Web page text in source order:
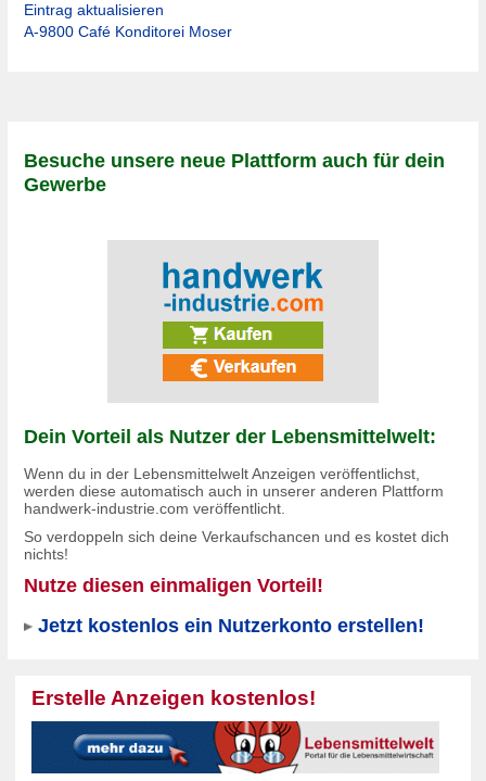
Eintrag aktualisieren
A-9800 Café Konditorei Moser
Besuche unsere neue Plattform auch für dein
Gewerbe
Dein Vorteil als Nutzer der Lebensmittelwelt:
Wenn du in der Lebensmittelwelt Anzeigen veröffentlichst,
werden diese automatisch auch in unserer anderen Plattform
handwerk-industrie.com veröffentlicht.
So verdoppeln sich deine Verkaufschancen und es kostet dich
nichts!
Nutze diesen einmaligen Vorteil!
Jetzt kostenlos ein Nutzerkonto erstellen!
Erstelle Anzeigen kostenlos!